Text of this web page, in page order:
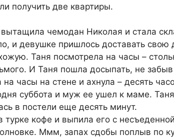
получить две квартиры.
чемодан Николая и стала
и девушке пришлось доставать
Таня посмотрела на часы –
И Таня пошла досыпать, не
на часы на стене и ахнула – десять
суббота и муж ее ушел к маме.
в постели еще десять минут.
кофе и выпила его с
Ммм, запах сдобы поплыв по